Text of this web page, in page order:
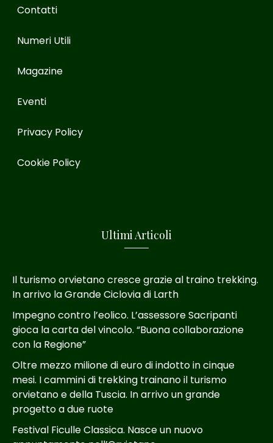
Contatti
Numeri Utili
Magazine
Eventi
Privacy Policy
Cookie Policy
Ultimi Articoli
Il turismo orvietano cresce grazie al traino trekking.
In arrivo la Grande Ciclovia di Larth
Impegno contro l’eolico. L’assessore Sacripanti
gioca la carta del vincolo. “Buona collaborazione
con la Regione”
Oltre mezzo milione di euro di indotto in cinque
mesi. I cammini di trekking trainano il turismo
orvietano e della Tuscia. In arrivo un grande
progetto a due ruote
Festival Ficulle Classica. Nasce un nuovo